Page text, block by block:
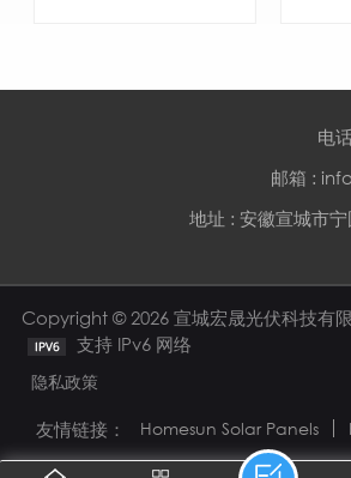
电
邮箱 :
地址 : 安徽宣城市
Copyright © 2026 宣城宏晟光伏科技有
支持 IPv6 网络
隐私政策
友情链接： Homesun Solar Panels